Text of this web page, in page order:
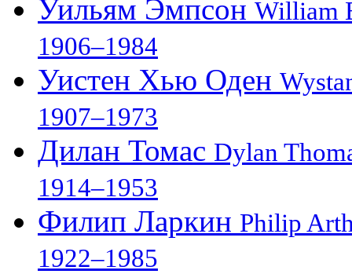
Уильям Эмпсон William
1906–1984
Уистен Хью Оден
1907–1973
Дилан Томас Dylan
1914–1953
Филип Ларкин Philip
1922–1985